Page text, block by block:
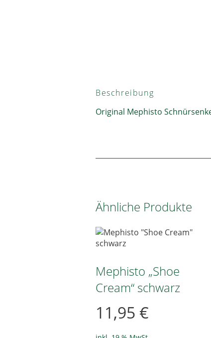
Beschreibung
Original Mephisto
Ähnliche Produkte
Mephisto „Shoe
Cream“ schwarz
11,95 €